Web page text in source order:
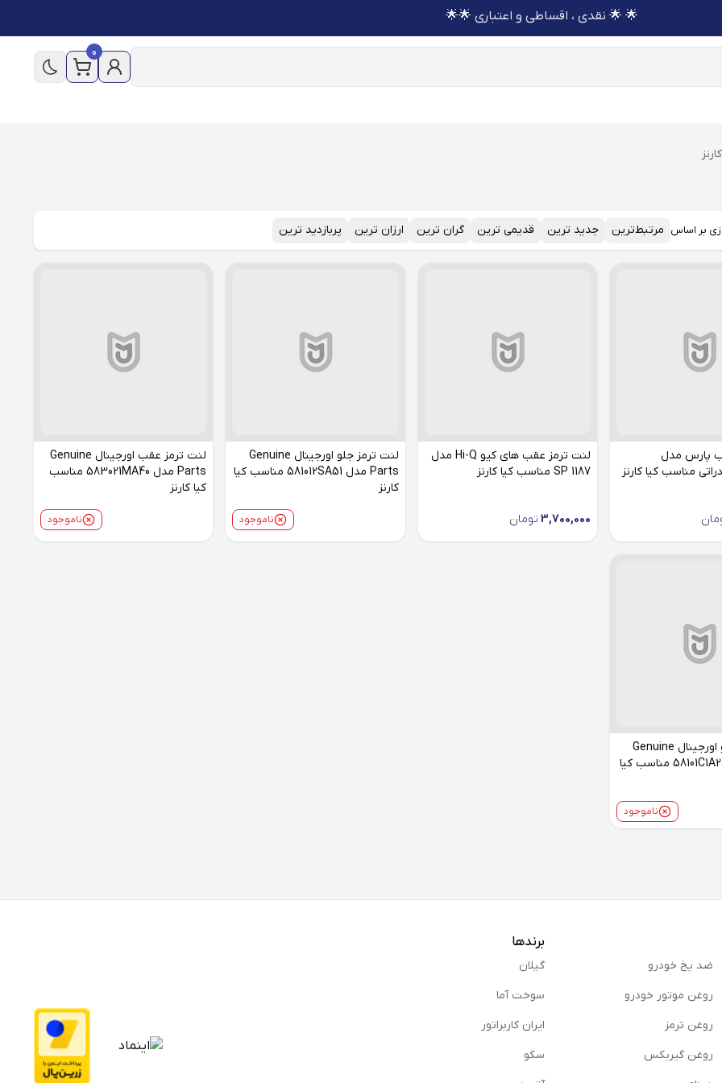
🌟 🌟 نقدی ، اقساطی و اعتباری 🌟🌟
0
بر اساس مرتبط‌ترین جدید ترین قدیمی ترین گران ترین ارزان ترین پربازدید ترین
پارس مدل
لنت ترمز عقب های کیو Hi-Q مدل
SP 1187 مناسب کیا کارنز
3,700,000 تومان
لنت ترمز جلو اورجینال Genuine
Parts مدل 581012SA51 مناسب کیا
کارنز
ناموجود
لنت ترمز عقب اورجینال Genuine
Parts مدل 583021MA40 مناسب
کیا کارنز
ناموجود
لنت ترمز جلو اورجینال Genuine
Parts مدل 58101C1A20 مناسب کیا
ناموجود
ضد یخ خودرو
روغن موتور خودرو
روغن ترمز
روغن گیربكس
برندها
گیلان
سوخت آما
ایران کاربراتور
سکو